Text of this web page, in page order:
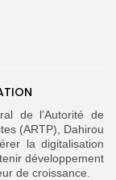
Button
de l’Autorité de
(ARTP), Dahirou
la digitalisation
développement
de croissance.